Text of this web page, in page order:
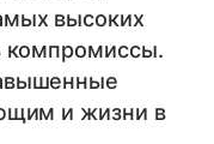
высоких
компромиссы.
и жизни в